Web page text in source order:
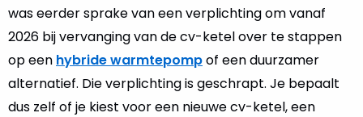
was eerder sprake van een verplichting om vanaf
2026 bij vervanging van de cv-ketel over te stappen
op een hybride warmtepompof een duurzamer
alternatief. Die verplichting is geschrapt. Je bepaalt
dus zelf of je kiest voor een nieuwe cv-ketel, een